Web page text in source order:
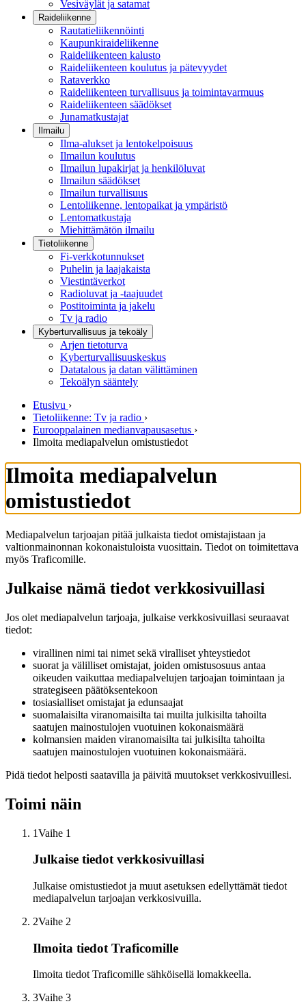
Vesiväylät ja satamat
Raideliikenne
Rautatieliikennöinti
Kaupunkiraideliikenne
Raideliikenteen kalusto
Raideliikenteen koulutus ja pätevyydet
Rataverkko
Raideliikenteen turvallisuus ja toimintavarmuus
Raideliikenteen säädökset
Junamatkustajat
Ilmailu
Ilma-alukset ja lentokelpoisuus
Ilmailun koulutus
Ilmailun lupakirjat ja henkilöluvat
Ilmailun säädökset
Ilmailun turvallisuus
Lentoliikenne, lentopaikat ja ympäristö
Lentomatkustaja
Miehittämätön ilmailu
Tietoliikenne
Fi-verkkotunnukset
Puhelin ja laajakaista
Viestintäverkot
Radioluvat ja -taajuudet
Postitoiminta ja jakelu
Tv ja radio
Kyberturvallisuus ja tekoäly
Arjen tietoturva
Kyberturvallisuuskeskus
Datatalous ja datan välittäminen
Tekoälyn sääntely
Etusivu ›
Tietoliikenne: Tv ja radio ›
Eurooppalainen medianvapausasetus ›
Ilmoita mediapalvelun omistustiedot
Ilmoita mediapalvelun
omistustiedot
Mediapalvelun tarjoajan pitää julkaista tiedot omistajistaan ja
valtionmainonnan kokonaistuloista vuosittain. Tiedot on toimitettava
myös Traficomille.
Julkaise nämä tiedot verkkosivuillasi
Jos olet mediapalvelun tarjoaja, julkaise verkkosivuillasi seuraavat
tiedot:
virallinen nimi tai nimet sekä viralliset yhteystiedot
suorat ja välilliset omistajat, joiden omistusosuus antaa
oikeuden vaikuttaa mediapalvelujen tarjoajan toimintaan ja
strategiseen päätöksentekoon
tosiasialliset omistajat ja edunsaajat
suomalaisilta viranomaisilta tai muilta julkisilta tahoilta
saatujen mainostulojen vuotuinen kokonaismäärä
kolmansien maiden viranomaisilta tai julkisilta tahoilta
saatujen mainostulojen vuotuinen kokonaismäärä.
Pidä tiedot helposti saatavilla ja päivitä muutokset verkkosivuillesi.
Toimi näin
1Vaihe 1
Julkaise tiedot verkkosivuillasi
Julkaise omistustiedot ja muut asetuksen edellyttämät tiedot
mediapalvelun tarjoajan verkkosivuilla.
2Vaihe 2
Ilmoita tiedot Traficomille
Ilmoita tiedot Traficomille sähköisellä lomakkeella.
3Vaihe 3